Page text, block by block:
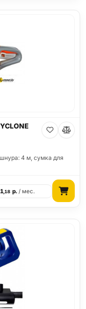
4 м, сумка для
,18 р./ мес.